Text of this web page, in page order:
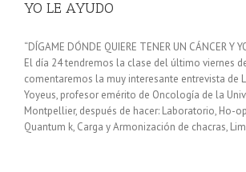
YO LE AYUDO
“DÍGAME DÓNDE QUIERE TENER UN CÁNCER Y
El día 24 tendremos la clase del último viernes
comentaremos la muy interesante entrevista de
Yoyeus, profesor emérito de Oncología de la
Montpellier, después de hacer: Laboratorio, Ho-
Quantum k, Carga y Armonización de chacras,